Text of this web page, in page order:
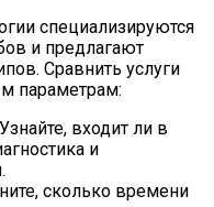
специализируются
и предлагают
Сравнить услуги
параметрам:
Узнайте, входит ли в
и
сколько времени